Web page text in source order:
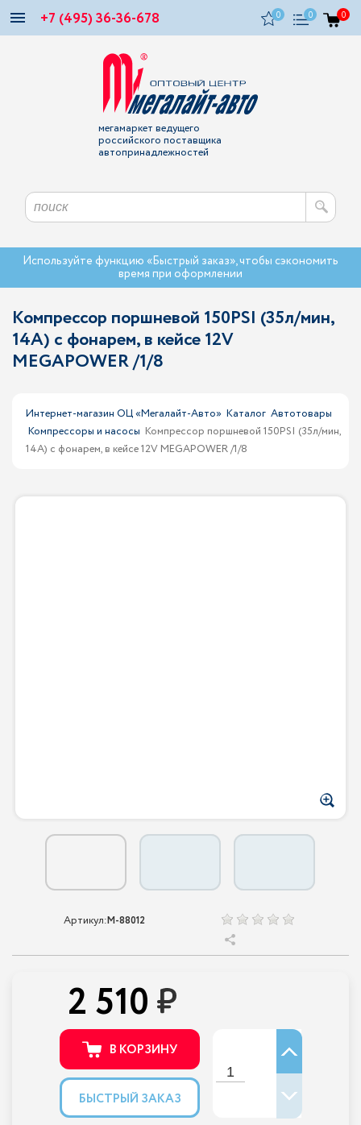
+7 (495) 36-36-678 0 0 0
мегамаркет ведущего
российского поставщика
автопринадлежностей
Используйте функцию «Быстрый заказ», чтобы сэкономить
время при оформлении
Компрессор поршневой 150PSI (35л/мин,
14А) с фонарем, в кейсе 12V
MEGAPOWER /1/8
Интернет-магазин ОЦ «Мегалайт-Авто» Каталог Автотовары
Компрессоры и насосы Компрессор поршневой 150PSI (35л/мин,
14А) с фонарем, в кейсе 12V MEGAPOWER /1/8
Артикул:M-88012
2 510
В КОРЗИНУ
БЫСТРЫЙ ЗАКАЗ